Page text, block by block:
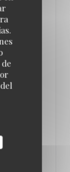
LAS
NUEVA VENTANA))